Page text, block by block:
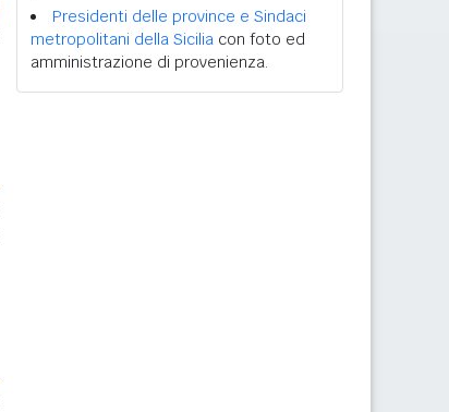
Presidenti delle province e Sindaci
metropolitani della Sicilia con foto ed
amministrazione di provenienza.